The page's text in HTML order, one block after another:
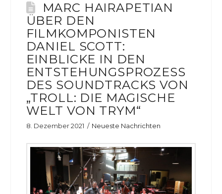
MARC HAIRAPETIAN
ÜBER DEN
FILMKOMPONISTEN
DANIEL SCOTT:
EINBLICKE IN DEN
ENTSTEHUNGSPROZESS
DES SOUNDTRACKS VON
„TROLL: DIE MAGISCHE
WELT VON TRYM“
8. Dezember 2021 Neueste Nachrichten